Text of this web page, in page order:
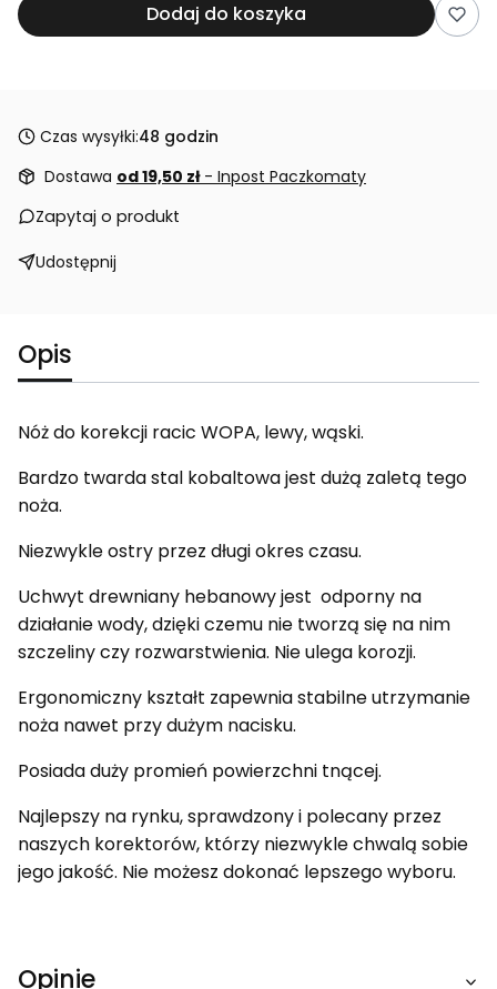
Dodaj do koszyka
Czas wysyłki:48 godzin
Dostawa od 19,50 zł - Inpost Paczkomaty
Zapytaj o produkt
Udostępnij
Opis
Nóż do korekcji racic WOPA, lewy, wąski.
Bardzo twarda stal kobaltowa jest dużą zaletą tego
noża.
Niezwykle ostry przez długi okres czasu.
Uchwyt drewniany hebanowy jest odporny na
działanie wody, dzięki czemu nie tworzą się na nim
szczeliny czy rozwarstwienia. Nie ulega korozji.
Ergonomiczny kształt zapewnia stabilne utrzymanie
noża nawet przy dużym nacisku.
Posiada duży promień powierzchni tnącej.
Najlepszy na rynku, sprawdzony i polecany przez
naszych korektorów, którzy niezwykle chwalą sobie
jego jakość. Nie możesz dokonać lepszego wyboru.
Opinie